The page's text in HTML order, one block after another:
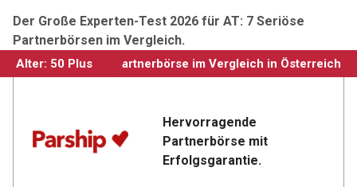
Der Große Experten-Test 2026 für AT: 7 Seriöse
Partnerbörsen im Vergleich.
#1: Beste Partnerbörse im Vergleich in Österreich
Hervorragende
Partnerbörse mit
Alter: 50 Plus
Alter: 50 Plus